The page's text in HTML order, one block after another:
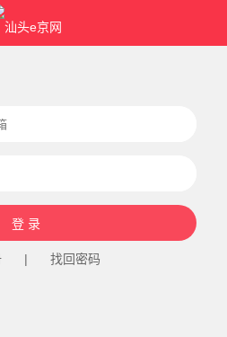
| 找回密码